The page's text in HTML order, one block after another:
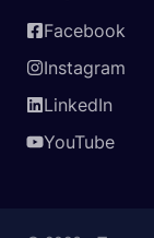
Facebook
Instagram
LinkedIn
YouTube